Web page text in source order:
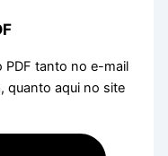
PDF tanto no e-mail
quanto aqui no site